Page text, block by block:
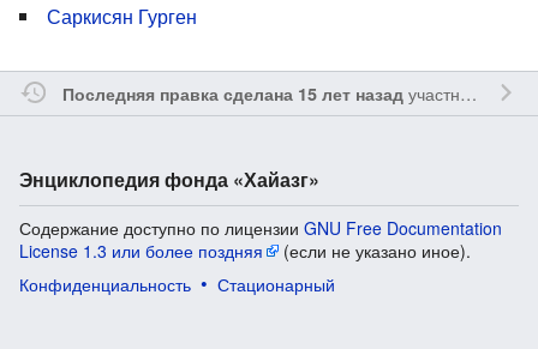
Саркисян Гурген
Последняя правка сделана 15 лет назадучастником
Энциклопедия фонда «Хайазг»
Содержание доступно по лицензии GNU Free Documentation
License 1.3 или более поздняя
(если не указано иное).
Конфиденциальность
Стационарный